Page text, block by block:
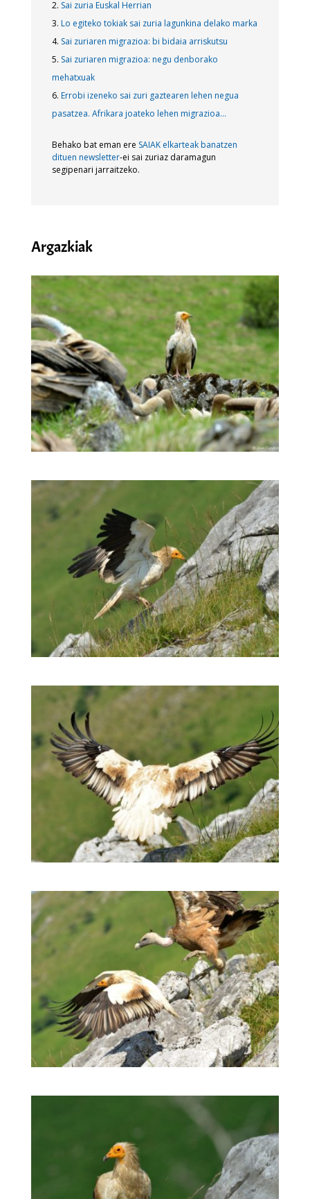
Sai zuria Euskal Herrian
Lo egiteko tokiak sai zuria lagunkina delako marka
Sai zuriaren migrazioa: bi bidaia arriskutsu
Sai zuriaren migrazioa: negu denborako
mehatxuak
Errobi izeneko sai zuri gaztearen lehen negua
pasatzea. Afrikara joateko lehen migrazioa…
Behako bat eman ere SAIAK elkarteak banatzen
dituen newsletter-ei sai zuriaz daramagun
segipenari jarraitzeko.
Argazkiak